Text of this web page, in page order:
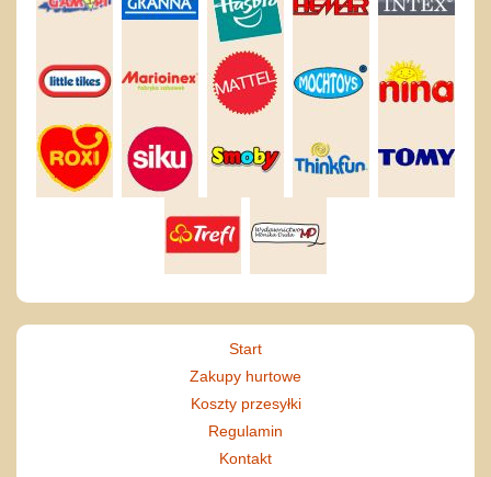
Start
Zakupy hurtowe
Koszty przesyłki
Regulamin
Kontakt